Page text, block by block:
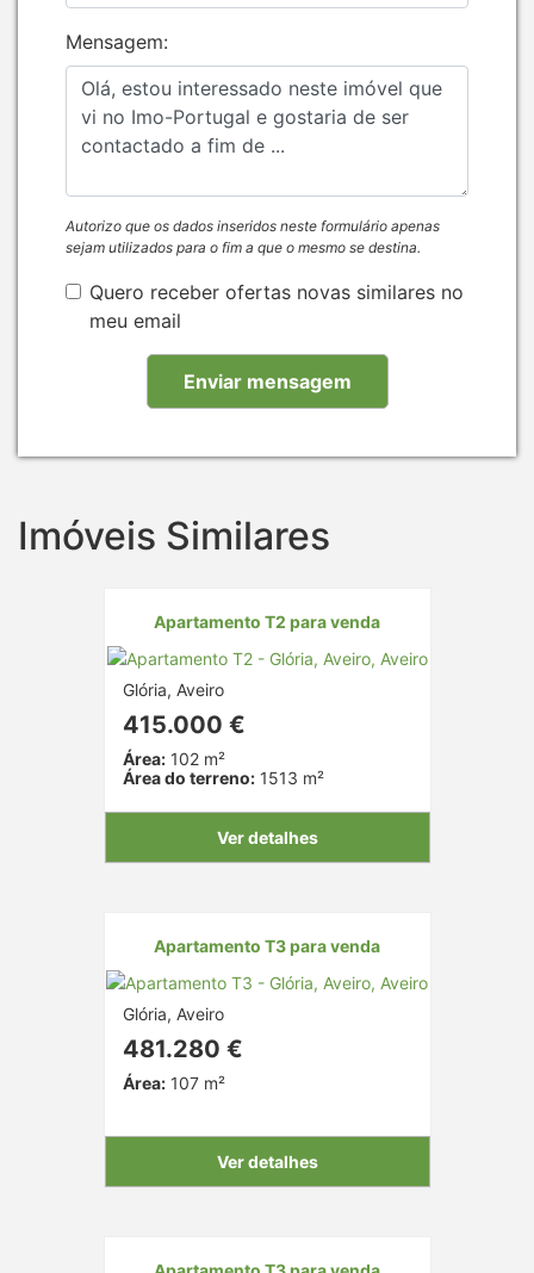
Mensagem:
Autorizo que os dados inseridos neste formulário apenas
sejam utilizados para o fim a que o mesmo se destina.
Quero receber ofertas novas similares no
meu email
Imóveis Similares
Apartamento T2 para venda
Glória, Aveiro
415.000 €
Área:102 m²
Área do terreno:1513 m²
Ver detalhes
Apartamento T3 para venda
Glória, Aveiro
481.280 €
Área:107 m²
Ver detalhes